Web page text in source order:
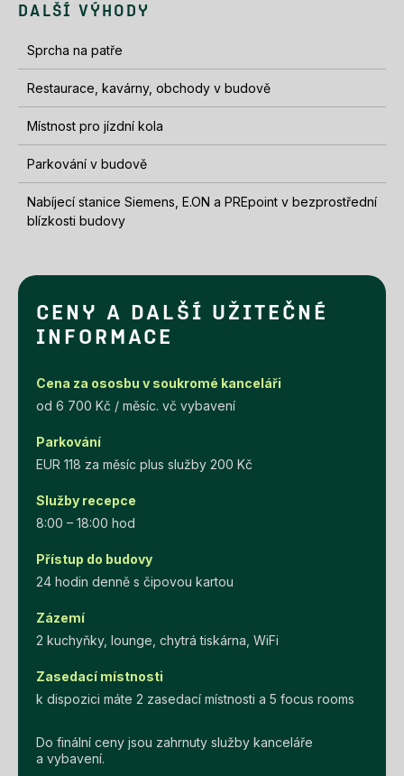
DALŠÍ VÝHODY
Sprcha na patře
Restaurace, kavárny, obchody v budově
Místnost pro jízdní kola
Parkování v budově
Nabíjecí stanice Siemens, E.ON a PREpoint v bezprostřední
blízkosti budovy
CENY A DALŠÍ UŽITEČNÉ
INFORMACE
Cena za ososbu v soukromé kanceláři
od 6 700 Kč / měsíc. vč vybavení
Parkování
EUR 118 za měsíc plus služby 200 Kč
Služby recepce
8:00 – 18:00 hod
Přístup do budovy
24 hodin denně s čipovou kartou
Zázemí
2 kuchyňky, lounge, chytrá tiskárna, WiFi
Zasedací místnosti
k dispozici máte 2 zasedací místnosti a 5 focus rooms
Do finální ceny jsou zahrnuty služby kanceláře
a vybavení.